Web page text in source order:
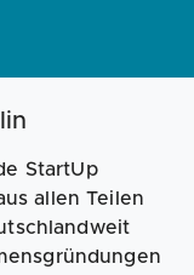
Fördermittel
StartUp
allen Teilen